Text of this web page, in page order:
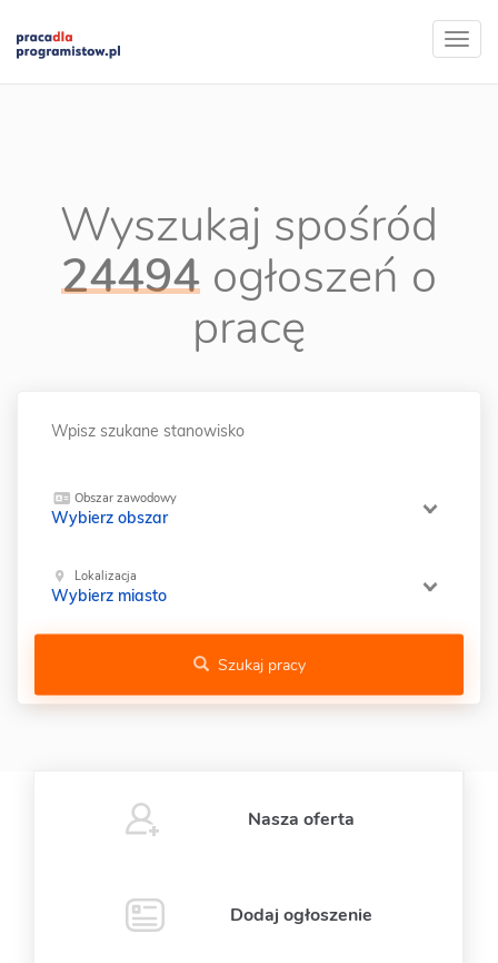
Wyszukaj spośród
24494 ogłoszeń o
pracę
Obszar zawodowy
Wybierz obszar
Lokalizacja
Wybierz miasto
Szukaj pracy
Nasza oferta
Dodaj ogłoszenie